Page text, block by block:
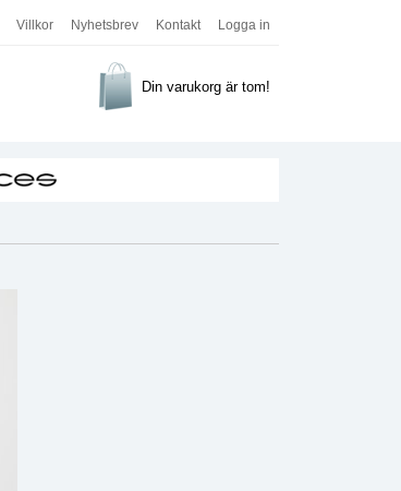
Villkor Nyhetsbrev Kontakt Logga in
Din varukorg är tom!